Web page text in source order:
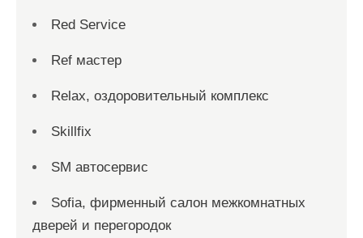
Red Service
Ref мастер
Relax, оздоровительный комплекс
Skillfix
SM автосервис
Sofia, фирменный салон межкомнатных
дверей и перегородок